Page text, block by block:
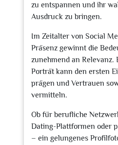
zu entspannen und ihr
Ausdruck zu bringen.
Im Zeitalter von Social
Präsenz gewinnt die
zunehmend an Relevanz.
Porträt kann den ersten
prägen und Vertrauen
vermitteln.
Ob für berufliche
Dating-Plattformen oder
– ein gelungenes